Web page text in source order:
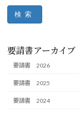
検索
要請書アーカイブ
要請書 2026
要請書 2025
要請書 2024